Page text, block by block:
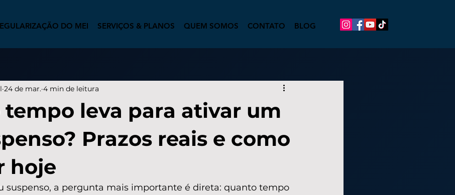
DO MEI SERVIÇOS & PLANOS QUEM SOMOS CONTATO BLOG
leva para ativar um
Prazos reais e como
hoje
24 de mar. 4 min de leitura
suspenso, a pergunta mais importante é direta: quanto tempo